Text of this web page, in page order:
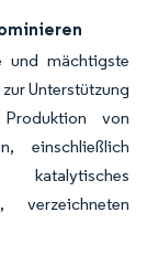
und mächtigste
Unterstützung
von
einschließlich
katalytisches
verzeichneten